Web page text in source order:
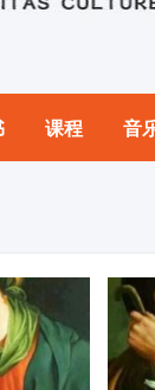
课程 音